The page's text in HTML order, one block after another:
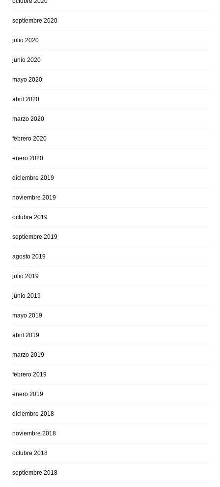
septiembre 2020
julio 2020
junio 2020
mayo 2020
abril 2020
marzo 2020
febrero 2020
enero 2020
diciembre 2019
noviembre 2019
octubre 2019
septiembre 2019
agosto 2019
julio 2019
junio 2019
mayo 2019
abril 2019
marzo 2019
febrero 2019
enero 2019
diciembre 2018
noviembre 2018
octubre 2018
septiembre 2018